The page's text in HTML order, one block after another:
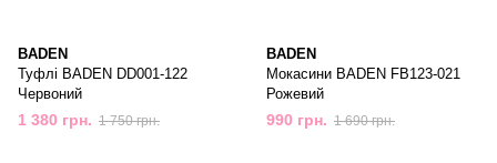
BADEN
Туфлі BADEN DD001-122
Червоний
1 380 грн. 1 750 грн.
BADEN
Мокасини BADEN FB123-021
Рожевий
990 грн. 1 690 грн.